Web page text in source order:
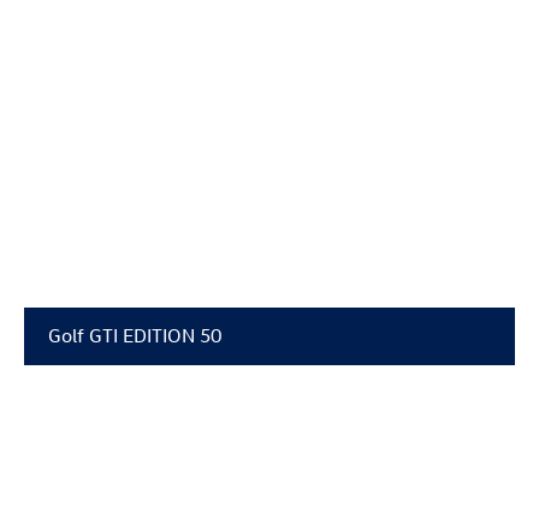
Golf GTI EDITION 50